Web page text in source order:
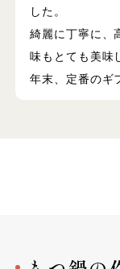
した。
綺麗に丁寧に、
味もとても美味
年末、定番のギ